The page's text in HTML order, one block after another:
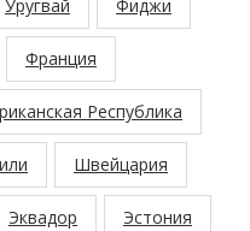
Уругвай Фиджи
Франция
Республика
Швейцария
Эквадор Эстония